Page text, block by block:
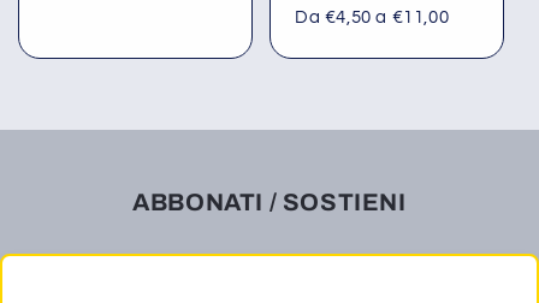
Da €4,50 a €11,00
ABBONATI / SOSTIENI